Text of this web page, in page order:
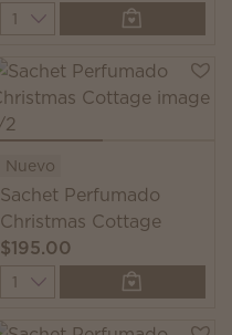
Quantity
Nuevo
Sachet Perfumado
Christmas Cottage
$195.00
Quantity